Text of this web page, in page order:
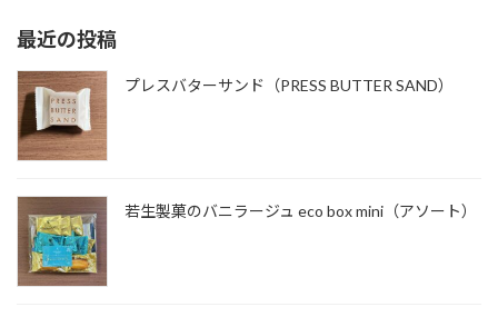
最近の投稿
プレスバターサンド（PRESS BUTTER SAND）
若生製菓のバニラージュ eco box mini（アソート）